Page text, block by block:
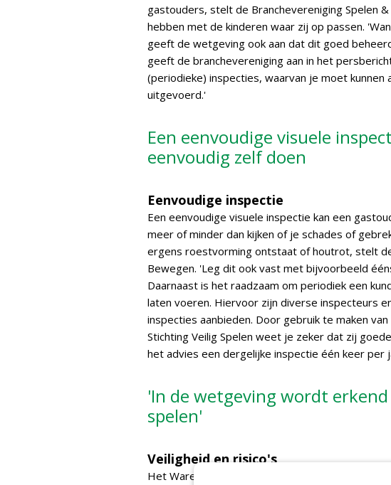
gastouders, stelt de Branchevereniging Spelen
hebben met de kinderen waar zij op passen.
geeft de wetgeving ook aan dat dit goed
geeft de branchevereniging aan in het
(periodieke) inspecties, waarvan je moet
uitgevoerd.'
Een eenvoudige visuele
eenvoudig zelf doen
Eenvoudige inspectie
Een eenvoudige visuele inspectie kan een
meer of minder dan kijken of je schades of
ergens roestvorming ontstaat of houtrot, stelt
Bewegen. 'Leg dit ook vast met bijvoorbeeld
Daarnaast is het raadzaam om periodiek een
laten voeren. Hiervoor zijn diverse inspecteurs
inspecties aanbieden. Door gebruik te maken
Stichting Veilig Spelen weet je zeker dat zij
het advies een dergelijke inspectie één keer per
'In de wetgeving wordt
spelen'
Veiligheid en risico's
Het Warenwetbesluit attractie- en